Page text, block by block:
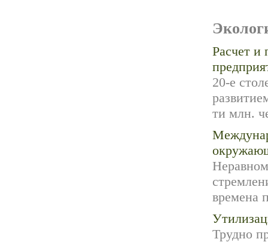
Расчет и
20-е
ти млн.
времена
Трудно